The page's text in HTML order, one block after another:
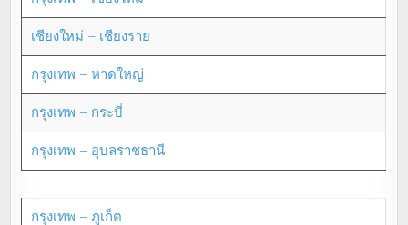
เชียงใหม่ – เชียงราย
กรุงเทพ – หาดใหญ่
กรุงเทพ – กระบี่
กรุงเทพ – อุบลราชธานี
กรุงเทพ – ภูเก็ต